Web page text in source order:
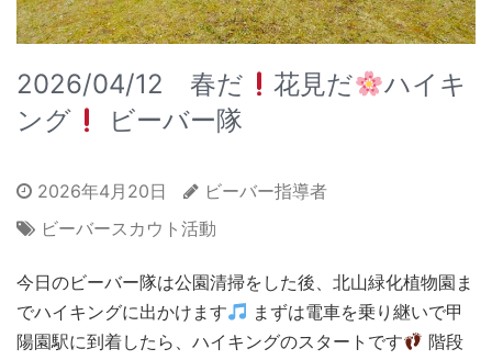
2026/04/12 春だ 花見だ
ハイキ
ング
ビーバー隊
2026年4月20日
ビーバー指導者
ビーバースカウト活動
今日のビーバー隊は公園清掃をした後、北山緑化植物園ま
でハイキングに出かけます
まずは電車を乗り継いで甲
陽園駅に到着したら、ハイキングのスタートです
階段